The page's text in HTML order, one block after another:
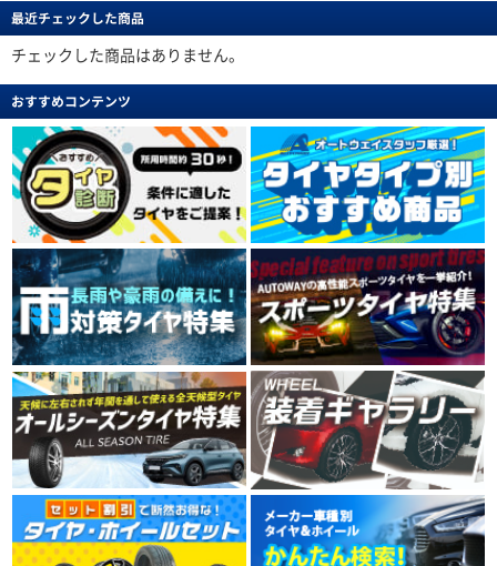
最近チェックした商品
チェックした商品はありません。
おすすめコンテンツ